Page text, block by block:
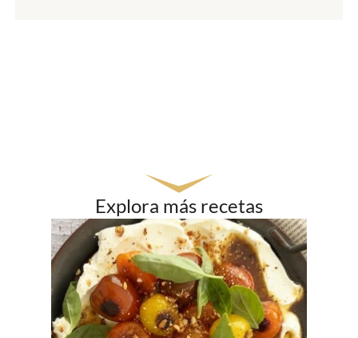
Explora más recetas